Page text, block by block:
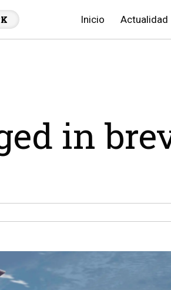
Inicio Actualidad
in